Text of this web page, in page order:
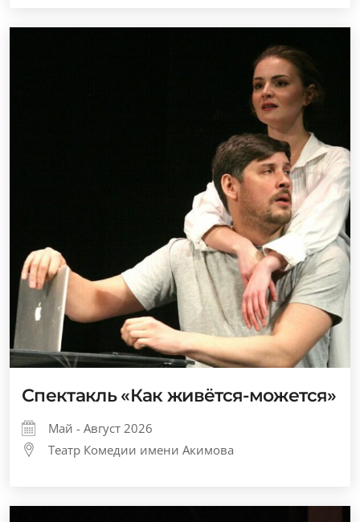
Спектакль «Как живётся-можется»
Май - Август 2026
Театр Комедии имени Акимова